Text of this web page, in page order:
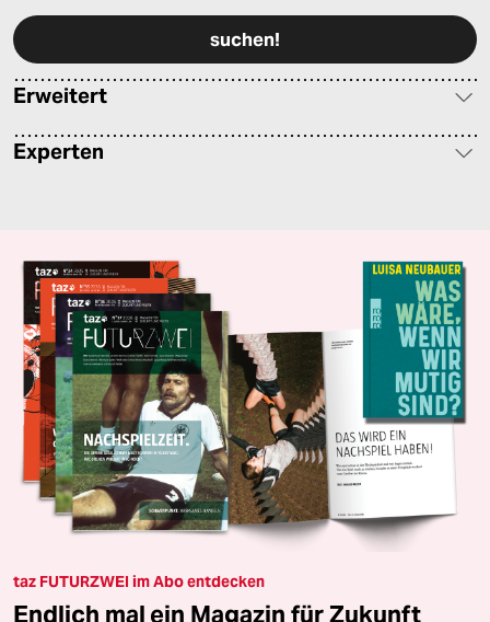
Erweitert
Experten
taz FUTURZWEI im Abo entdecken
Endlich mal ein Magazin für Zukunft